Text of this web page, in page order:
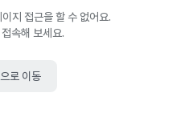
지 접근을 할 수 없어요.
속해 보세요.
로 이동